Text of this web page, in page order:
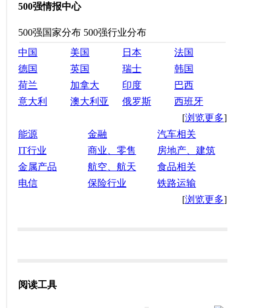
500强情报中心
500强国家分布 500强行业分布
中国
美国 日本
法国
德国
英国 瑞士
韩国
荷兰
加拿大 印度
巴西
意大利
澳大利亚 俄罗斯
西班牙
[浏览更多]
能源
金融
汽车相关
IT行业
商业、零售
房地产、建筑
金属产品
航空、航天
食品相关
电信
保险行业
铁路运输
[浏览更多]
阅读工具